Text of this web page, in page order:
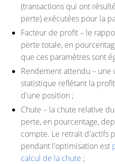
(transactions qui ont
perte) exécutées pour la
Facteur de profit– le
perte totale, en
que ces paramètres sont
Rendement attendu – une
statistique reflétant la
d'une position ;
Chute – la chute relative
perte, en pourcentage,
compte. Le retrait d'actifs
pendant l'optimisation est
calcul de la chute ;